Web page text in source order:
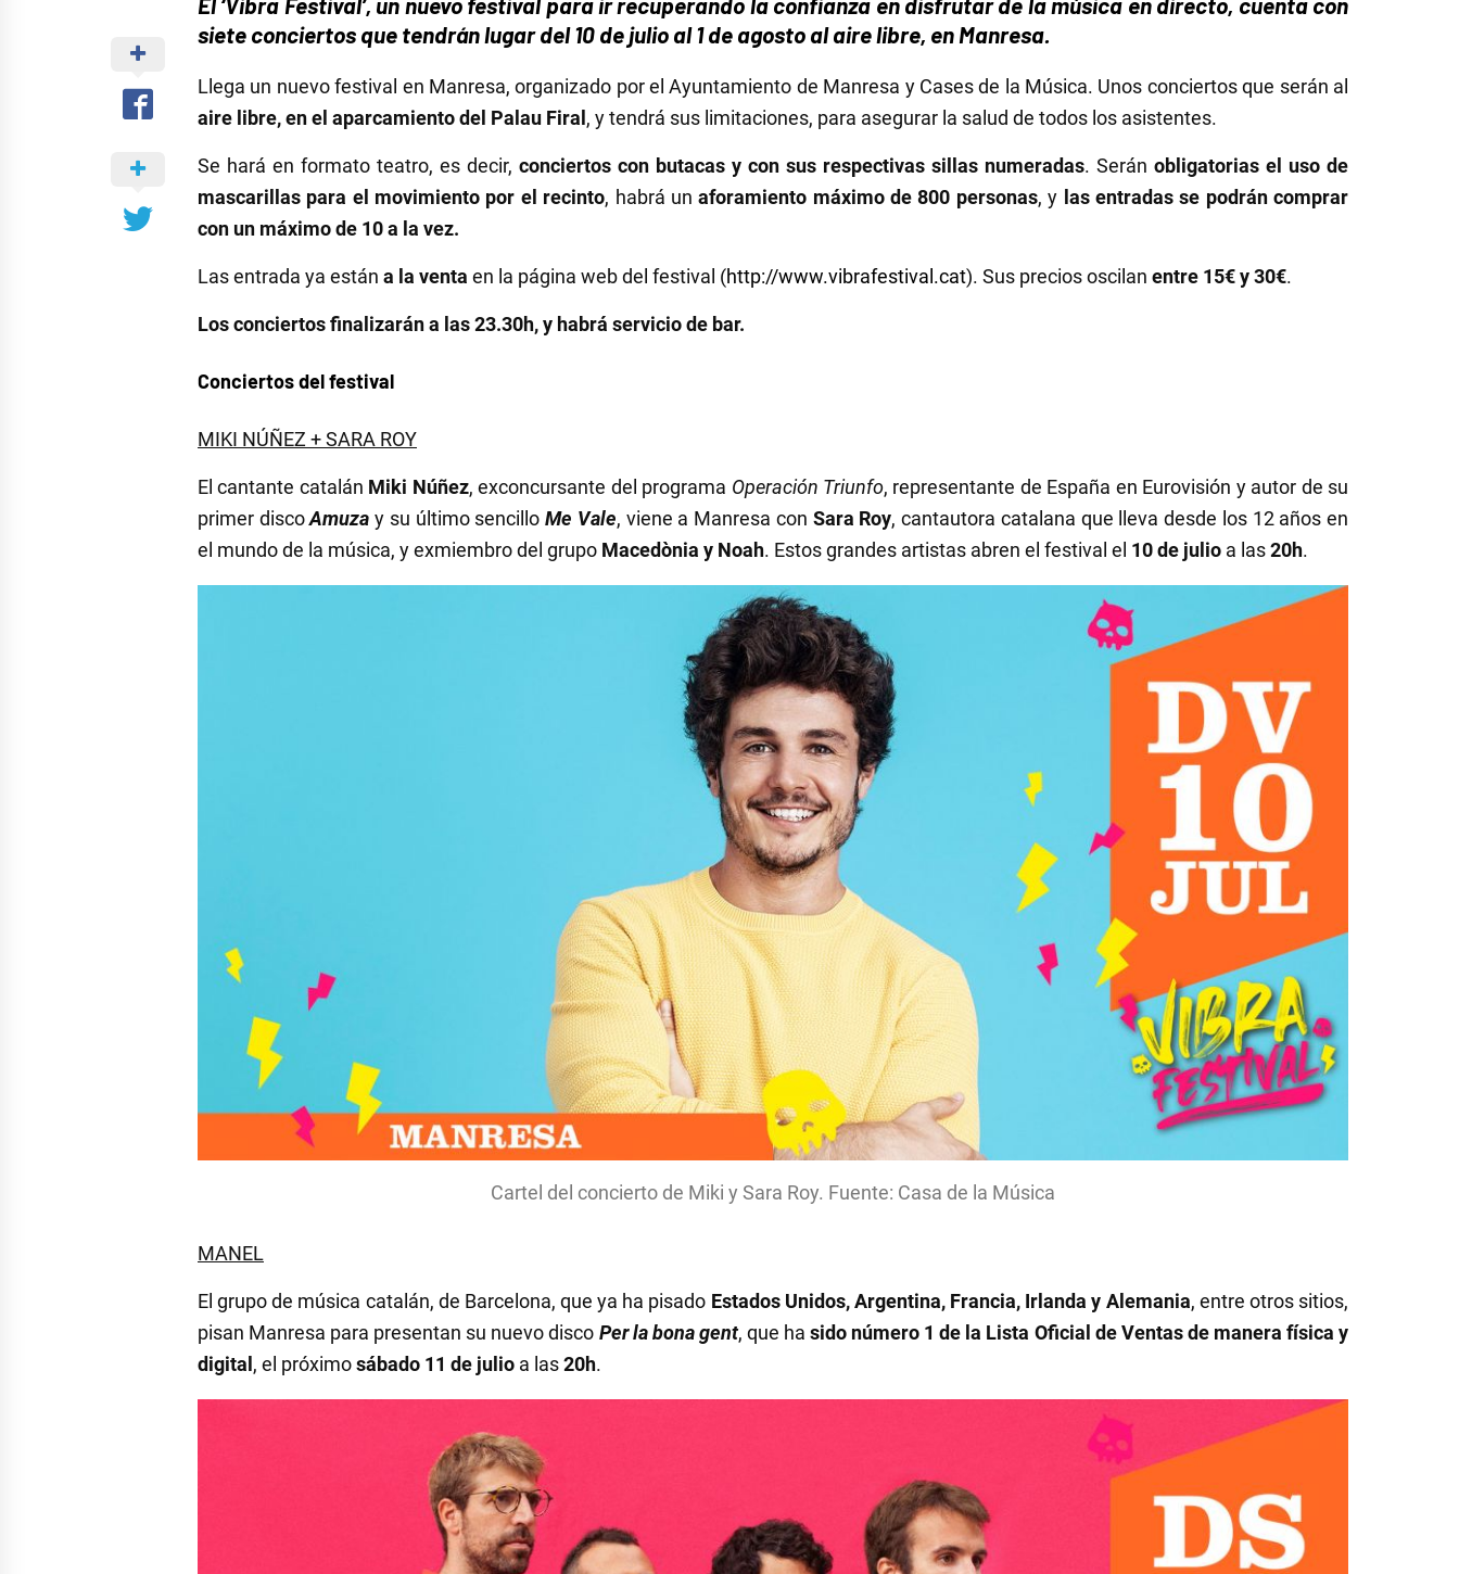
siete conciertos que tendrán lugar del 10 de julio al 1 de agosto al aire libre, en Manresa.
Llega un nuevo festival en Manresa, organizado por el Ayuntamiento de Manresa y Cases de la Música. Unos conciertos que serán al
aire libre, en el aparcamiento del Palau Firal , y tendrá sus limitaciones, para asegurar la salud de todos los asistentes.
Se hará en formato teatro, es decir, conciertos con butacas y con sus respectivas sillas numeradas. Serán obligatorias el uso de
mascarillas para el movimiento por el recinto, habrá unaforamiento máximo de 800 personas, y las entradas se podrán comprar
con un máximo de 10 a la vez.
Las entrada ya están a la venta en la página web del festival (http://www.vibrafestival.cat). Sus precios oscilan entre 15€ y 30€.
Los conciertos finalizarán a las 23.30h, y habrá servicio de bar.
Conciertos del festival
MIKI NÚÑEZ + SARA ROY
El cantante catalán Miki Núñez, exconcursante del programa Operación Triunfo, representante de España en Eurovisión y autor de su
primer discoAmuza y su último sencilloMe Vale, viene a Manresa con Sara Roy, cantautora catalana que lleva desde los 12 años en
el mundo de la música, y exmiembro del grupo Macedònia y Noah. Estos grandes artistas abren el festival el 10 de julio a las20h.
Cartel del concierto de Miki y Sara Roy. Fuente: Casa de la Música
MANEL
El grupo de música catalán, de Barcelona, que ya ha pisado Estados Unidos, Argentina, Francia, Irlanda y Alemania, entre otros sitios,
pisan Manresa para presentan su nuevo disco Per la bona gent, que hasido número 1 de la Lista Oficial de Ventas de manera física y
digital, el próximosábado 11 de julio a las20h.